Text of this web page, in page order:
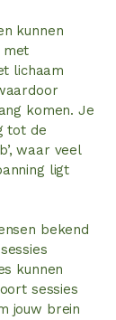
kunnen
met
lichaam
komen. Je
tot de
waar veel
ligt
bekend
kunnen
sessies
jouw brein